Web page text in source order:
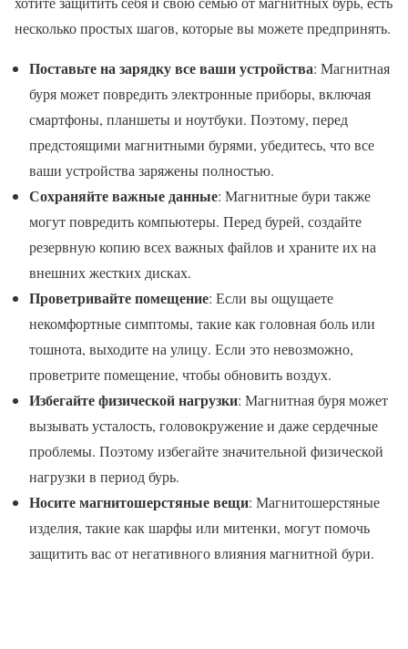
несколько простых шагов, которые вы можете предпринять.
Поставьте на зарядку все ваши устройства: Магнитная
буря может повредить электронные приборы, включая
смартфоны, планшеты и ноутбуки. Поэтому, перед
предстоящими магнитными бурями, убедитесь, что все
ваши устройства заряжены полностью.
Сохраняйте важные данные: Магнитные бури также
могут повредить компьютеры. Перед бурей, создайте
резервную копию всех важных файлов и храните их на
внешних жестких дисках.
Проветривайте помещение: Если вы ощущаете
некомфортные симптомы, такие как головная боль или
тошнота, выходите на улицу. Если это невозможно,
проветрите помещение, чтобы обновить воздух.
Избегайте физической нагрузки: Магнитная буря может
вызывать усталость, головокружение и даже сердечные
проблемы. Поэтому избегайте значительной физической
нагрузки в период бурь.
Носите магнитошерстяные вещи: Магнитошерстяные
изделия, такие как шарфы или митенки, могут помочь
защитить вас от негативного влияния магнитной бури.